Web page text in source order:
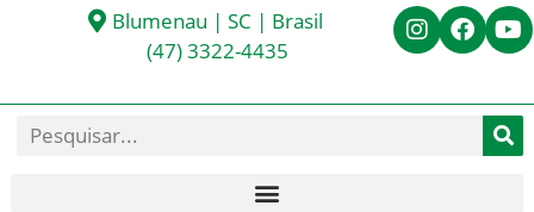
Blumenau | SC | Brasil
(47) 3322-4435